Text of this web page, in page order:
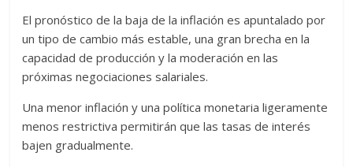
El pronóstico de la baja de la inflación es apuntalado por
un tipo de cambio más estable, una gran brecha en la
capacidad de producción y la moderación en las
próximas negociaciones salariales.
Una menor inflación y una política monetaria ligeramente
menos restrictiva permitirán que las tasas de interés
bajen gradualmente.